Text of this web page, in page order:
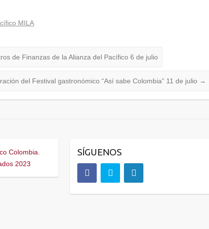
MILA
de Finanzas de la Alianza del Pacífico 6 de julio
del Festival gastronómico “Así sabe Colombia” 11 de julio →
Colombia.
2023
SÍGUENOS